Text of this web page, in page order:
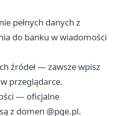
pełnych danych z
do banku w wiadomości
źródeł — zawsze wpisz
przeglądarce.
— oficjalne
z domen @pge.pl.